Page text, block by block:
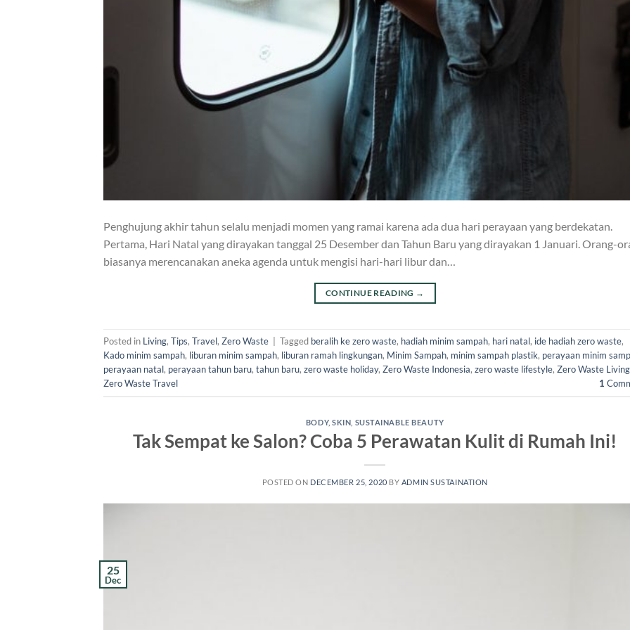
Penghujung akhir tahun selalu menjadi momen yang ramai karena ada dua hari perayaan yang berdekatan.
Pertama, Hari Natal yang dirayakan tanggal 25 Desember dan Tahun Baru yang dirayakan 1 Januari. Orang-
biasanya merencanakan aneka agenda untuk mengisi hari-hari libur dan…
CONTINUE READING →
Posted in Living, Tips, Travel, Zero Waste Tagged beralih ke zero waste, hadiah minim sampah, hari natal, ide hadiah zero waste,
Kado minim sampah, liburan minim sampah, liburan ramah lingkungan, Minim Sampah, minim sampah plastik, perayaan minim
perayaan natal, perayaan tahun baru, tahun baru, zero waste holiday, Zero Waste Indonesia, zero waste lifestyle, Zero Waste Living
Zero Waste Travel
1
BODY,SKIN SUSTAINABLE BEAUTY
Tak Sempat ke Salon? Coba 5 Perawatan Kulit di Rumah Ini!
POSTED ON DECEMBER 25, 2020 BY ADMIN SUSTAINATION
25
Dec